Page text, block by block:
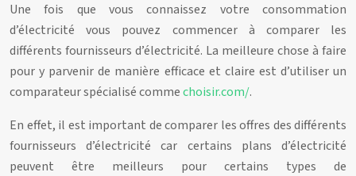
Une fois que vous connaissez votre consommation
d’électricité vous pouvez commencer à comparer les
différents fournisseurs d’électricité. La meilleure chose à faire
pour y parvenir de manière efficace et claire est d’utiliser un
comparateur spécialisé commechoisir.com/.
En effet, il est important de comparer les offres des différents
fournisseurs d’électricité car certains plans d’électricité
peuvent être meilleurs pour certains types de